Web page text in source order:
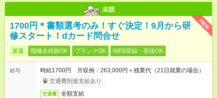
未読
NEW
1700円＊書類選考のみ！すぐ決定！9月から研
修スタート！dカード問合せ
派遣 職種未経験OK ブランクOK WEB登録・面接OK
給与
時給1700円 月収例：263,000円＋残業代（21日就業の場合）
交通費別途支給あり
交通費 全額支給